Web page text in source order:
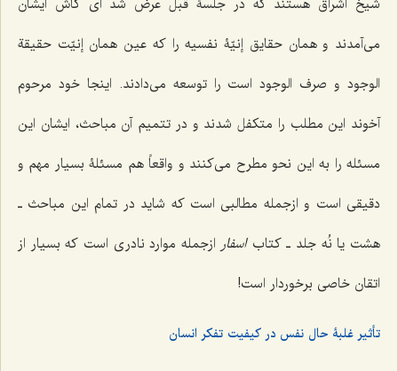
شیخ اشراق هستند که در جلسۀ قبل عرض شد اى کاش ایشان
مى‌آمدند و همان حقایق إنیّۀ نفسیه را که عین همان إنیّت حقیقة
الوجود و صرف الوجود است را توسعه مى‌دادند. اینجا خود مرحوم
آخوند این مطلب را متکفل شدند و در تتمیم آن مباحث، ایشان این
مسئله را به این نحو مطرح مى‌کنند و واقعاً هم مسئلۀ بسیار مهم و
دقیقى است و ازجمله مطالبى است که شاید در تمام این مباحث ـ
هشت یا نُه جلد ـ کتاباسفار ازجمله موارد نادرى است که بسیار از
اتقان خاصى برخوردار است!
تأثیر غلبۀ حال نفس در کیفیت تفکر انسان